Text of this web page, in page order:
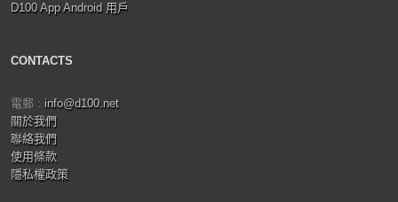
D100 App Android 用戶
CONTACTS
電郵 : info@d100.net
關於我們
聯絡我們
使用條款
隱私權政策